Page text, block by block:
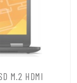
M.2 HDMI